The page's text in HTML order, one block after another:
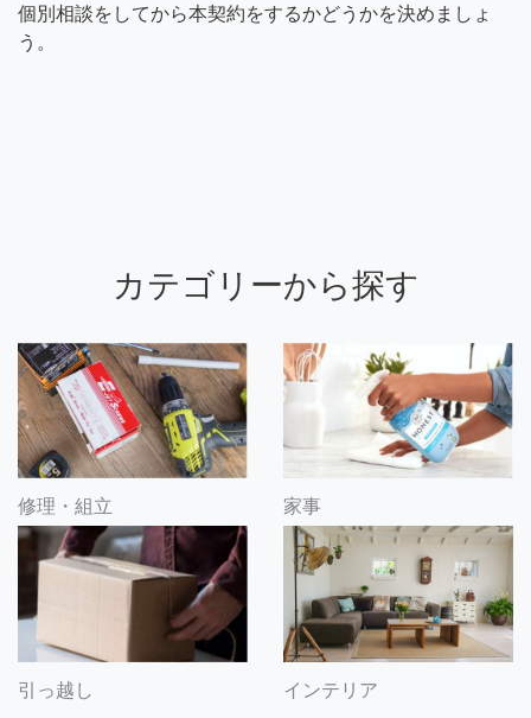
個別相談をしてから本契約をするかどうかを決めましょ
う。
カテゴリーから探す
修理・組立 家事
引っ越し インテリア